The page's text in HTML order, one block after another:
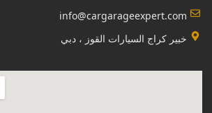
info@cargarageexpert.com
‏خبير كراج السيارات القوز ، دبي‏